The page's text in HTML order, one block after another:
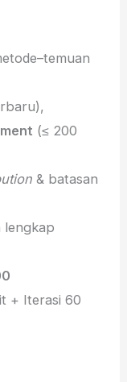
(≤ 200
& batasan
lengkap
+ Iterasi 60